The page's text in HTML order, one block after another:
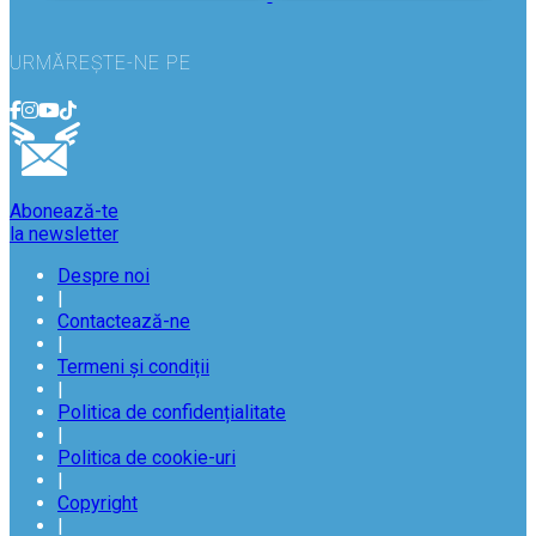
URMĂREȘTE-NE PE
Abonează-te
la newsletter
Despre noi
|
Contactează-ne
|
Termeni și condiții
|
Politica de confidențialitate
|
Politica de cookie-uri
|
Copyright
|